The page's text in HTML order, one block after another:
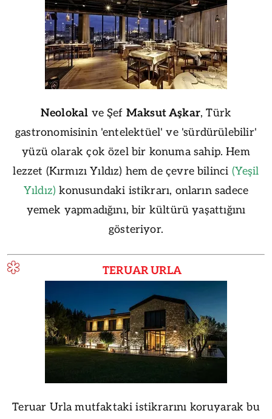
Neolokal ve Şef Maksut Aşkar, Türk
gastronomisinin 'entelektüel' ve 'sürdürülebilir'
yüzü olarak çok özel bir konuma sahip. Hem
lezzet (Kırmızı Yıldız) hem de çevre bilinci (Yeşil
Yıldız)konusundaki istikrarı, onların sadece
yemek yapmadığını, bir kültürü yaşattığını
gösteriyor.
TERUAR URLA
Teruar Urla mutfaktaki istikrarını koruyarak bu